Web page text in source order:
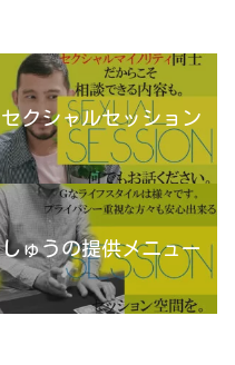
セクシャルセッション
しゅうの提供メニュー